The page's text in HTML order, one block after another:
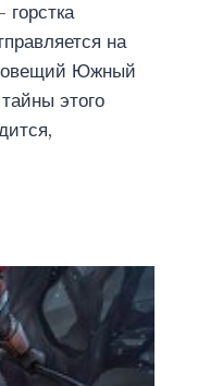
на
Южный
этого